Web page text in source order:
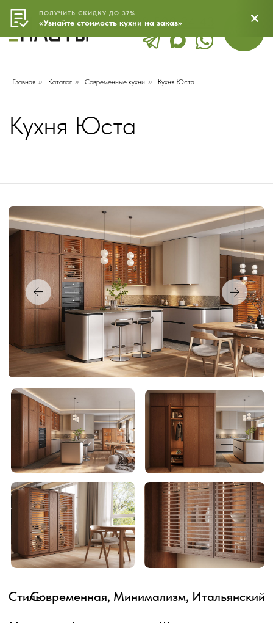
МЕНЮ
8 800 500 24 43
Главная » Каталог » Современные кухни » Кухня Юста
Кухня Юста
Материал фасада: Шпон массивдерева
Современная, Минимализм, Итальянский
Древесина
Дуб, ясень
Пластик
-
Blum, Firmax
Фурнитура
Фабрика:
GeosIdeal
Стоимость:
от 400 560 руб
Рассчитать стоимость кухни
ПОЛУЧИТЬ СКИДКУ ДО 37%
«Узнайте стоимость кухни на заказ»